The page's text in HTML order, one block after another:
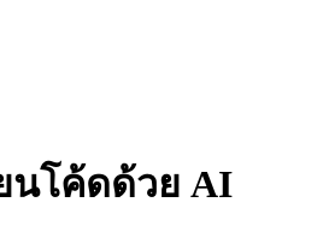
นโค้ดด้วย AI